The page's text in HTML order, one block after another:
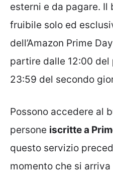
esterni e da pagare. Il
fruibile solo ed
dell’Amazon Prime
partire dalle 12:00
23:59 del secondo
Possono accedere al
persone iscritte a
questo servizio
momento che si